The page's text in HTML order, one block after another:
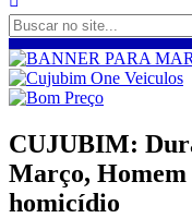
CUJUBIM:
Março,
homicídio